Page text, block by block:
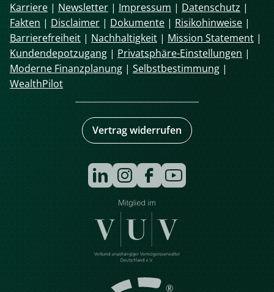
Karriere | Newsletter | Impressum | Datenschutz |
Fakten | Disclaimer | Dokumente | Risikohinweise |
Barrierefreiheit | Nachhaltigkeit | Mission Statement |
Kundendepotzugang | Privatsphäre-Einstellungen |
Moderne Finanzplanung | Selbstbestimmung |
WealthPilot
Vertrag widerrufen
Navigation
überspringen